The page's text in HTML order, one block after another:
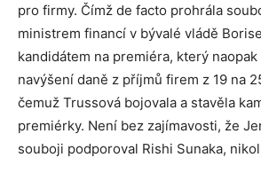
pro firmy. Čímž de facto prohrála
ministrem financí v bývalé vládě
kandidátem na premiéra, který
navýšení daně z příjmů firem z 19 na
čemuž Trussová bojovala a stavěla
premiérky. Není bez zajímavosti, že
souboji podporoval Rishi Sunaka,